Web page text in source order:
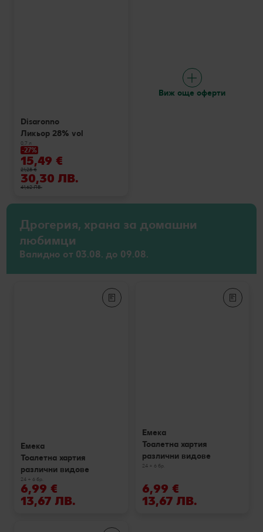
Disaronno
Ликьор 28% vol
0,7 л
-27%
15,49 €
21,28 €
30,30 ЛВ.
41,62 ЛВ.
Виж още оферти
Дрогерия, храна за домашни
любимци
Валидно от 03.08. до 09.08.
Емека
Тоалетна хартия
различни видове
24 + 6 бр.
6,99 €
13,67 ЛВ.
Емека
Тоалетна хартия
различни видове
24 + 6 бр.
6,99 €
13,67 ЛВ.